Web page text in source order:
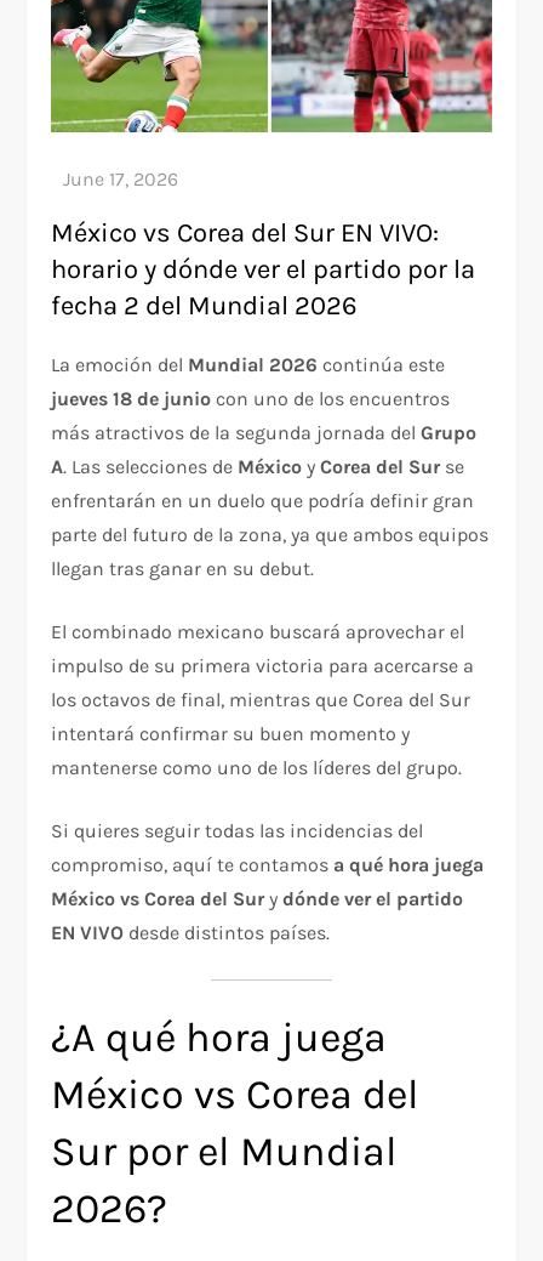
México vs Corea del Sur EN VIVO:
horario y dónde ver el partido por la
fecha 2 del Mundial 2026
La emoción del Mundial 2026 continúa este
jueves 18 de junio con uno de los encuentros
más atractivos de la segunda jornada delGrupo
A. Las selecciones de México yCorea del Surse
enfrentarán en un duelo que podría definir gran
parte del futuro de la zona, ya que ambos equipos
llegan tras ganar en su debut.
El combinado mexicano buscará aprovechar el
impulso de su primera victoria para acercarse a
los octavos de final, mientras que Corea del Sur
intentará confirmar su buen momento y
mantenerse como uno de los líderes del grupo.
Si quieres seguir todas las incidencias del
compromiso, aquí te contamos a qué hora juega
México vs Corea del Surydónde ver el partido
EN VIVO desde distintos países.
¿A qué hora juega
México vs Corea del
Sur por el Mundial
2026?